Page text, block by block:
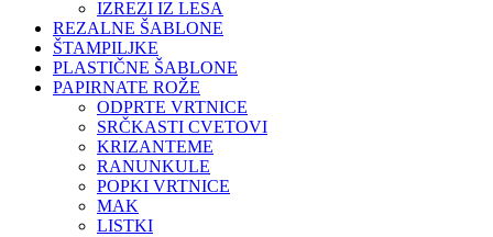
IZREZI IZ LESA
REZALNE ŠABLONE
ŠTAMPILJKE
PLASTIČNE ŠABLONE
PAPIRNATE ROŽE
ODPRTE VRTNICE
SRČKASTI CVETOVI
KRIZANTEME
RANUNKULE
POPKI VRTNICE
MAK
LISTKI